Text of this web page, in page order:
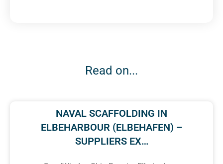
Read on...
NAVAL SCAFFOLDING IN
ELBEHARBOUR (ELBEHAFEN) –
SUPPLIERS EX…